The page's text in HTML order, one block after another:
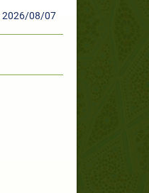
2026/08/07